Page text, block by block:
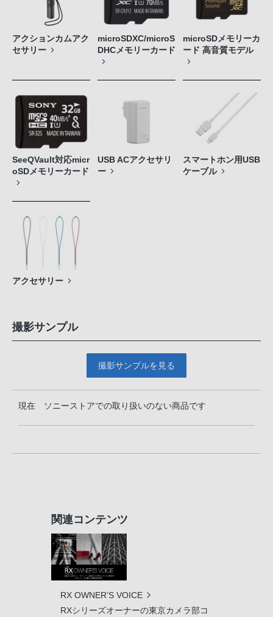
アクションカムアク
セサリー
microSDXC/microS
DHCメモリーカード
microSDメモリーカ
ード 高音質モデル
SeeQVault対応micr
oSDメモリーカード
USB ACアクセサリ
ー
スマートホン用USB
ケーブル
アクセサリー
撮影サンプル
撮影サンプルを見る
現在 ソニーストアでの取り扱いのない商品です
関連コンテンツ
RX OWNER’S VOICE
RXシリーズオーナーの東京カメラ部コ